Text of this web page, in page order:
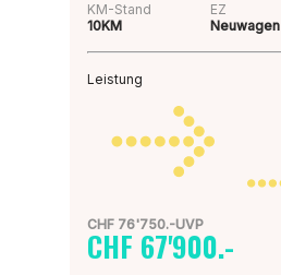
KM-Stand
10KM
EZ
Neuwagen
Leistung
CHF 76'750.-UVP
CHF 67'900.-